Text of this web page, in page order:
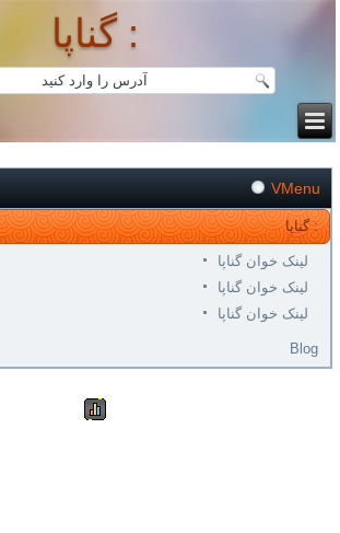
گناپا :
VMenu
گناپا :
لینک خوان گناپا
لینک خوان گناپا
لینک خوان گناپا
Blog